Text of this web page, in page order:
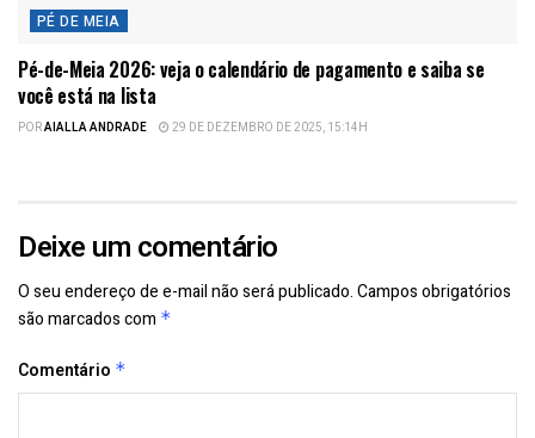
PÉ DE MEIA
Pé-de-Meia 2026: veja o calendário de pagamento e saiba se
você está na lista
PORAIALLA ANDRADE 29 DE DEZEMBRO DE 2025, 15:14H
Deixe um comentário
O seu endereço de e-mail não será publicado.Campos obrigatórios
são marcados com *
Comentário *